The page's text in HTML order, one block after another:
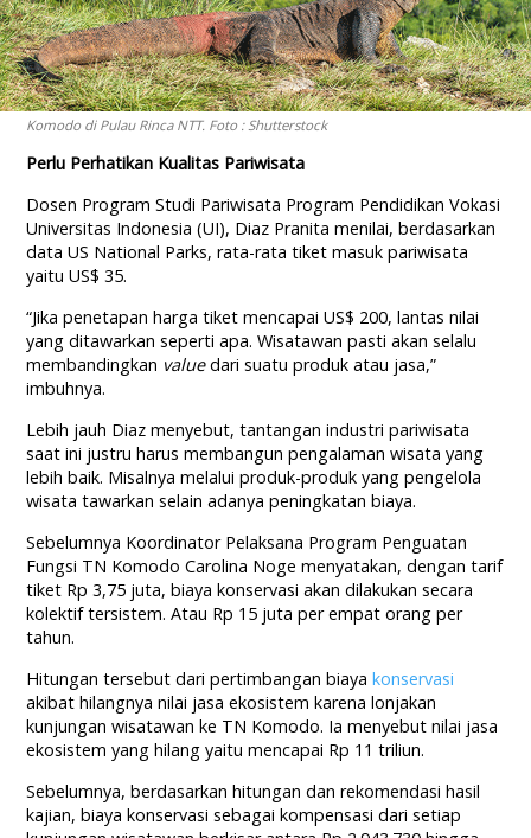
Komodo di Pulau Rinca NTT. Foto : Shutterstock
Perlu Perhatikan Kualitas Pariwisata
Dosen Program Studi Pariwisata Program Pendidikan Vokasi
Universitas Indonesia (UI), Diaz Pranita menilai, berdasarkan
data US National Parks, rata-rata tiket masuk pariwisata
yaitu US$ 35.
“Jika penetapan harga tiket mencapai US$ 200, lantas nilai
yang ditawarkan seperti apa. Wisatawan pasti akan selalu
membandingkan valuedari suatu produk atau jasa,”
imbuhnya.
Lebih jauh Diaz menyebut, tantangan industri pariwisata
saat ini justru harus membangun pengalaman wisata yang
lebih baik. Misalnya melalui produk-produk yang pengelola
wisata tawarkan selain adanya peningkatan biaya.
Sebelumnya Koordinator Pelaksana Program Penguatan
Fungsi TN Komodo Carolina Noge menyatakan, dengan tarif
tiket Rp 3,75 juta, biaya konservasi akan dilakukan secara
kolektif tersistem. Atau Rp 15 juta per empat orang per
tahun.
Hitungan tersebut dari pertimbangan biayakonservasi
akibat hilangnya nilai jasa ekosistem karena lonjakan
kunjungan wisatawan ke TN Komodo. Ia menyebut nilai jasa
ekosistem yang hilang yaitu mencapai Rp 11 triliun.
Sebelumnya, berdasarkan hitungan dan rekomendasi hasil
kajian, biaya konservasi sebagai kompensasi dari setiap